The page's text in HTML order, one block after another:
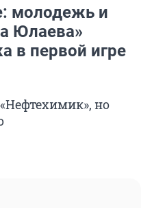
молодежь и
Юлаева»
в первой игре
но